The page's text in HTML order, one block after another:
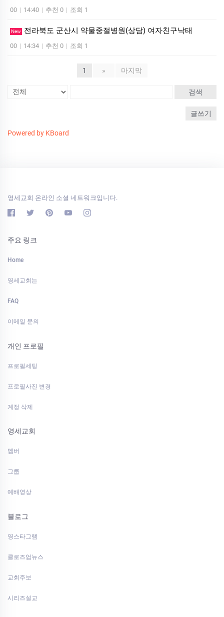
00 | 14:40 | 추천 0 | 조회 1
New 전라북도 군산시 약물중절병원(상담) 여자친구낙­태
00 | 14:34 | 추천 0 | 조회 1
1 » 마지막
검색
글쓰기
Powered by KBoard
영세교회 온라인 소셜 네트워크입니다.
주요 링크
Home
영세교회는
FAQ
이메일 문의
개인 프로필
프로필세팅
프로필사진 변경
계정 삭제
영세교회
멤버
그룹
예배영상
블로그
영스타그램
클로즈업뉴스
교회주보
시리즈설교